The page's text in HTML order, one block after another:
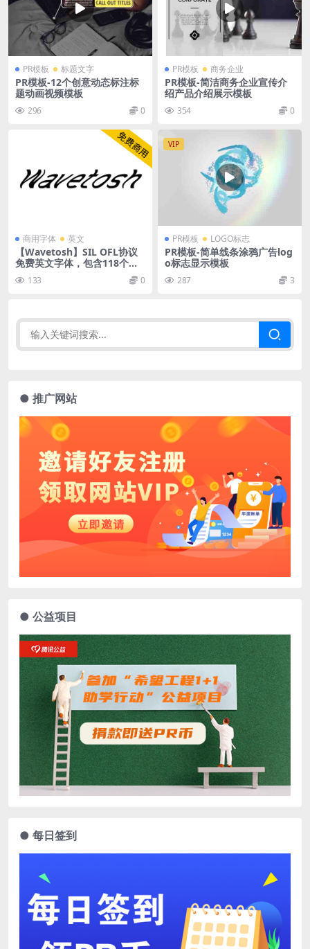
PR模板 标题文字
PR模板-12个创意动态标注标
题动画视频模板
296 0
PR模板 商务企业
PR模板-简洁商务企业宣传介
绍产品介绍展示模板
354 0
商用字体 英文
【Wavetosh】SIL OFL协议
免费英文字体，包含118个字
133 0
VIP
PR模板 LOGO标志
PR模板-简单线条涂鸦广告log
o标志显示模板
287 3
● 推广网站
● 公益项目
● 每日签到